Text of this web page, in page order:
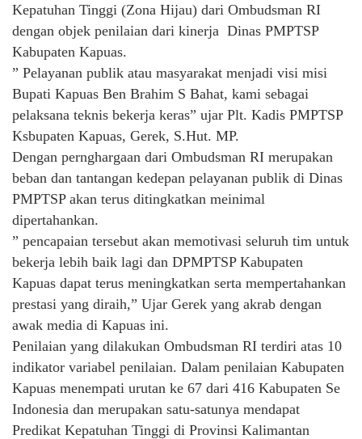
Kepatuhan Tinggi (Zona Hijau) dari Ombudsman RI
dengan objek penilaian dari kinerja Dinas PMPTSP
Kabupaten Kapuas.
” Pelayanan publik atau masyarakat menjadi visi misi
Bupati Kapuas Ben Brahim S Bahat, kami sebagai
pelaksana teknis bekerja keras” ujar Plt. Kadis PMPTSP
Ksbupaten Kapuas, Gerek, S.Hut. MP.
Dengan pernghargaan dari Ombudsman RI merupakan
beban dan tantangan kedepan pelayanan publik di Dinas
PMPTSP akan terus ditingkatkan meinimal
dipertahankan.
” pencapaian tersebut akan memotivasi seluruh tim untuk
bekerja lebih baik lagi dan DPMPTSP Kabupaten
Kapuas dapat terus meningkatkan serta mempertahankan
prestasi yang diraih,” Ujar Gerek yang akrab dengan
awak media di Kapuas ini.
Penilaian yang dilakukan Ombudsman RI terdiri atas 10
indikator variabel penilaian. Dalam penilaian Kabupaten
Kapuas menempati urutan ke 67 dari 416 Kabupaten Se
Indonesia dan merupakan satu-satunya mendapat
Predikat Kepatuhan Tinggi di Provinsi Kalimantan